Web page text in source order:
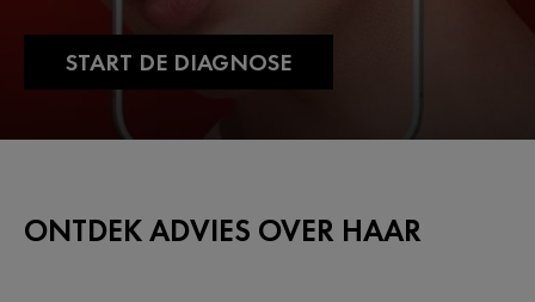
START DE DIAGNOSE
ONTDEK ADVIES OVER HAAR